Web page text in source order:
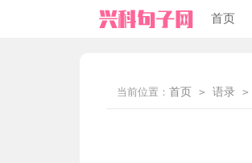
首页
当前位置： 首页 > 语录 >